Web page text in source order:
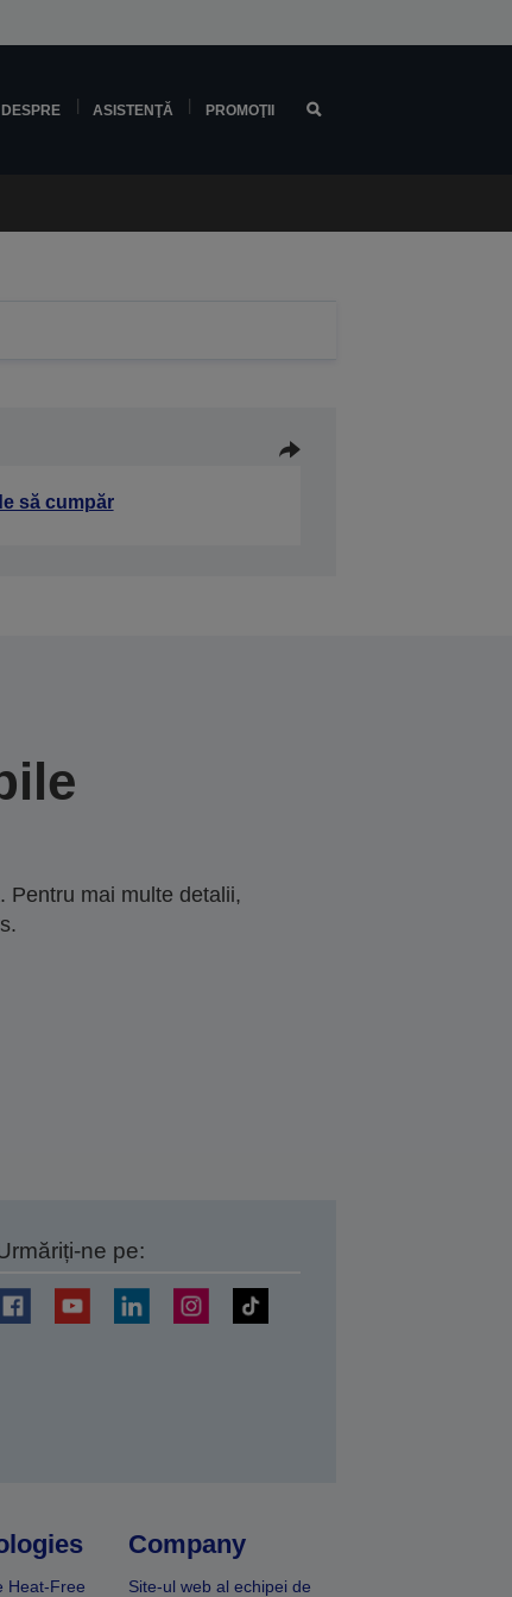
DESPRE ASISTENŢĂ PROMOŢII
să cumpăr
Pentru mai multe detalii,
ne pe:
Heat-Free
Company
Site-ul web al echipei de